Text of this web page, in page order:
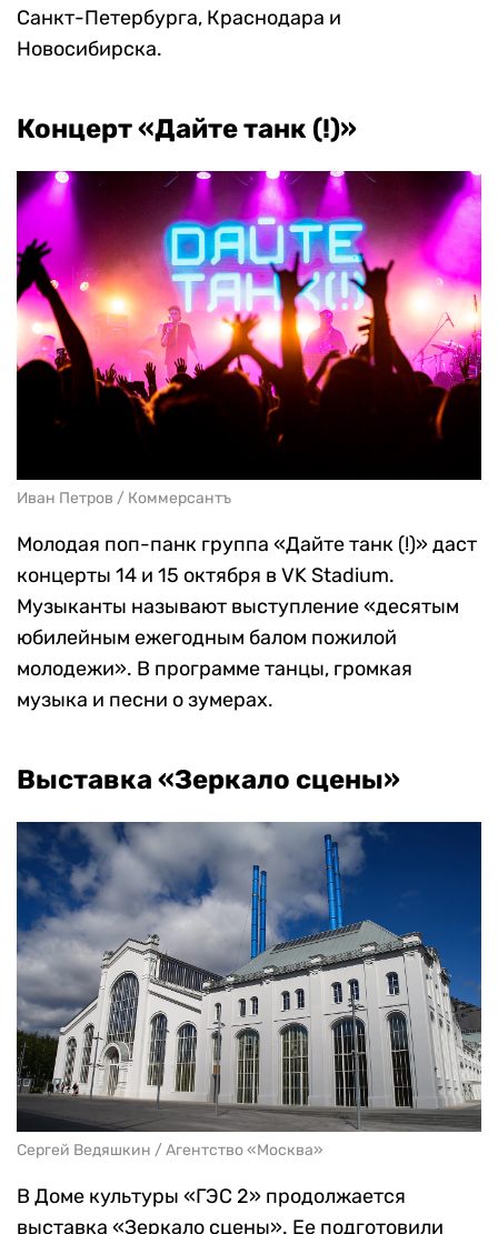
Санкт-Петербурга, Краснодара и
Новосибирска.
Концерт «Дайте танк (!)»
Иван Петров / Коммерсантъ
Молодая поп-панк группа «Дайте танк (!)» даст
концерты 14 и 15 октября в VK Stadium.
Музыканты называют выступление «десятым
юбилейным ежегодным балом пожилой
молодежи». В программе танцы, громкая
музыка и песни о зумерах.
Выставка «Зеркало сцены»
Сергей Ведяшкин / Агентство «Москва»
В Доме культуры «ГЭС 2» продолжается
выставка «Зеркало сцены». Ее подготовили